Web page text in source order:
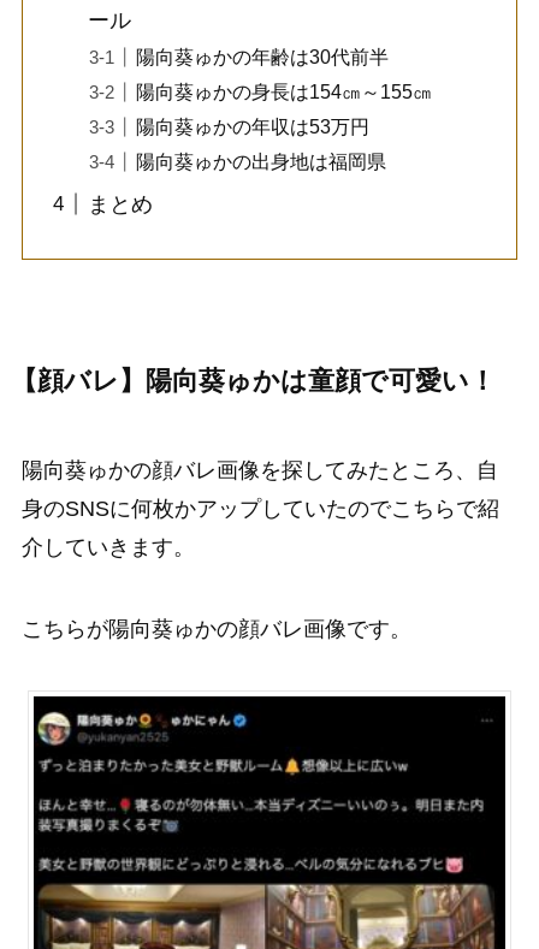
ール
陽向葵ゅかの年齢は30代前半
陽向葵ゅかの身長は154㎝～155㎝
陽向葵ゅかの年収は53万円
陽向葵ゅかの出身地は福岡県
まとめ
【顔バレ】陽向葵ゅかは童顔で可愛い！
陽向葵ゅかの顔バレ画像を探してみたところ、自
身のSNSに何枚かアップしていたのでこちらで紹
介していきます。
こちらが陽向葵ゅかの顔バレ画像です。